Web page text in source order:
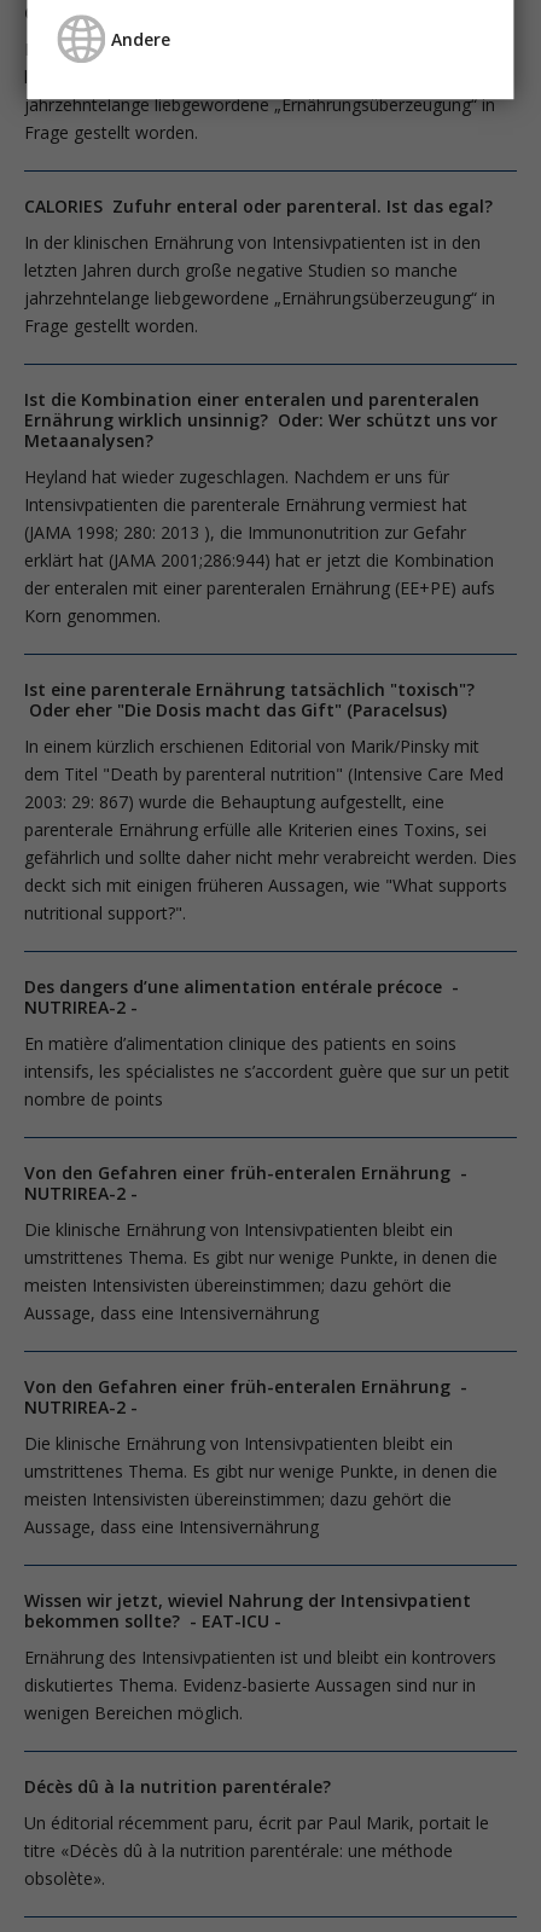
CALORIES Zufuhr enteral oder parenteral. Ist das egal?
In der klinischen Ernährung von Intensivpatienten ist in den
letzten Jahren durch große negative Studien so manche
jahrzehntelange liebgewordene „Ernährungsüberzeugung“ in
Frage gestellt worden.
CALORIES Zufuhr enteral oder parenteral. Ist das egal?
In der klinischen Ernährung von Intensivpatienten ist in den
letzten Jahren durch große negative Studien so manche
jahrzehntelange liebgewordene „Ernährungsüberzeugung“ in
Frage gestellt worden.
Ist die Kombination einer enteralen und parenteralen
Ernährung wirklich unsinnig? Oder: Wer schützt uns vor
Metaanalysen?
Heyland hat wieder zugeschlagen. Nachdem er uns für
Intensivpatienten die parenterale Ernährung vermiest hat
(JAMA 1998; 280: 2013 ), die Immunonutrition zur Gefahr
erklärt hat (JAMA 2001;286:944) hat er jetzt die Kombination
der enteralen mit einer parenteralen Ernährung (EE+PE) aufs
Korn genommen.
Ist eine parenterale Ernährung tatsächlich "toxisch"?
Oder eher "Die Dosis macht das Gift" (Paracelsus)
In einem kürzlich erschienen Editorial von Marik/Pinsky mit
dem Titel "Death by parenteral nutrition" (Intensive Care Med
2003: 29: 867) wurde die Behauptung aufgestellt, eine
parenterale Ernährung erfülle alle Kriterien eines Toxins, sei
gefährlich und sollte daher nicht mehr verabreicht werden. Dies
deckt sich mit einigen früheren Aussagen, wie "What supports
nutritional support?".
Des dangers d’une alimentation entérale précoce -
NUTRIREA-2 -
En matière d’alimentation clinique des patients en soins
intensifs, les spécialistes ne s’accordent guère que sur un petit
nombre de points
Von den Gefahren einer früh-enteralen Ernährung -
NUTRIREA-2 -
Die klinische Ernährung von Intensivpatienten bleibt ein
umstrittenes Thema. Es gibt nur wenige Punkte, in denen die
meisten Intensivisten übereinstimmen; dazu gehört die
Aussage, dass eine Intensivernährung
Von den Gefahren einer früh-enteralen Ernährung -
NUTRIREA-2 -
Die klinische Ernährung von Intensivpatienten bleibt ein
umstrittenes Thema. Es gibt nur wenige Punkte, in denen die
meisten Intensivisten übereinstimmen; dazu gehört die
Aussage, dass eine Intensivernährung
Wissen wir jetzt, wieviel Nahrung der Intensivpatient
bekommen sollte? - EAT-ICU -
Ernährung des Intensivpatienten ist und bleibt ein kontrovers
diskutiertes Thema. Evidenz-basierte Aussagen sind nur in
wenigen Bereichen möglich.
Décès dû à la nutrition parentérale?
Un éditorial récemment paru, écrit par Paul Marik, portait le
titre «Décès dû à la nutrition parentérale: une méthode
obsolète».
Andere